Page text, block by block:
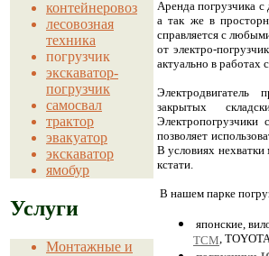
контейнеровоз
лесовозная
техника
погрузчик
экскаватор-
погрузчик
самосвал
трактор
эвакуатор
экскаватор
ямобур
Услуги
Монтажные и
Аренда погрузчика
а так же в
справляется с
от электро-
актуально в работах
Электродвигатель
закрытых
позволяет
В условиях нехватки
кстати.
В нашем парке
японские,
TCM,